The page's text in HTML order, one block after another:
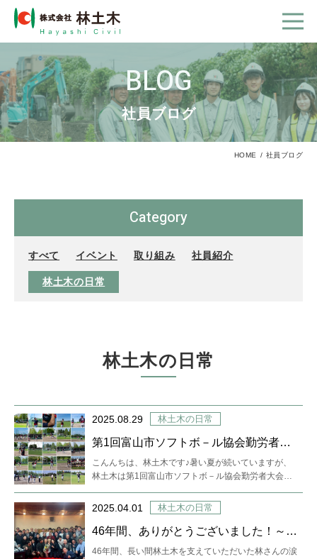
BLOG
社員ブログ
HOME 社員ブログ
Category
すべて イベント 取り組み 社員紹介
林土木の日常
林土木の日常
2025.08.29 林土木の日常
第1回富山市ソフトボ－ル協会勤労者大
会に参加しました！
こんんちは、林土木です♪暑い夏が続いていますが、
林土木は第1回富山市ソフトボ－ル協会勤労者大会に
2025.04.01 林土木の日常
46年間、ありがとうございました！～送
別会～
46年間、長い間林土木を支えていただいた林さんの涙